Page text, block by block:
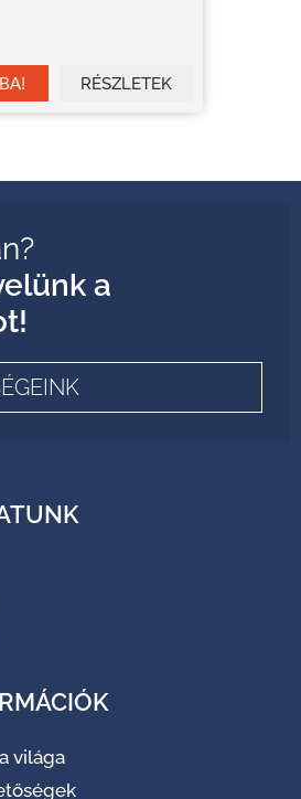
RÉSZLETEK
a
világa